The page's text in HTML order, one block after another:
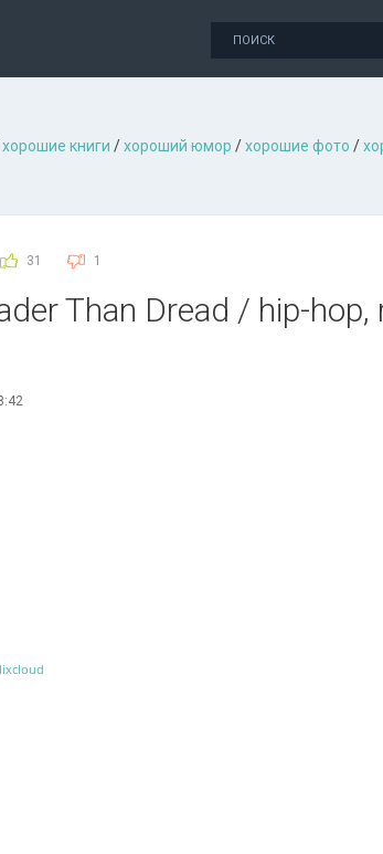
хорошие книги /хороший юмор /хорошие фото /
31 1
Than Dread / hip-hop,